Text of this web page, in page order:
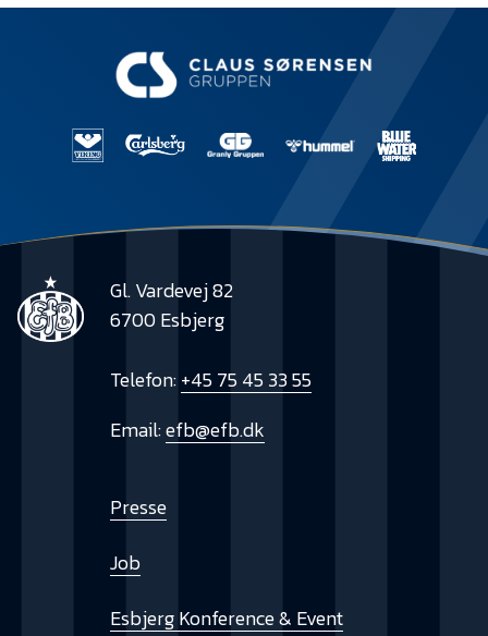
Gl. Vardevej 82
6700 Esbjerg
Telefon:+45 75 45 33 55
Email:efb@efb.dk
Presse
Job
Esbjerg Konference & Event